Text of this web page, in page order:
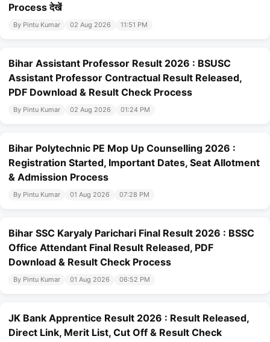
Process देखें
By Pintu Kumar 02 Aug 2026 11:51 PM
Bihar Assistant Professor Result 2026 : BSUSC
Assistant Professor Contractual Result Released,
PDF Download & Result Check Process
By Pintu Kumar 02 Aug 2026 01:24 PM
Bihar Polytechnic PE Mop Up Counselling 2026 :
Registration Started, Important Dates, Seat Allotment
& Admission Process
By Pintu Kumar 01 Aug 2026 07:28 PM
Bihar SSC Karyaly Parichari Final Result 2026 : BSSC
Office Attendant Final Result Released, PDF
Download & Result Check Process
By Pintu Kumar 01 Aug 2026 06:52 PM
JK Bank Apprentice Result 2026 : Result Released,
Direct Link, Merit List, Cut Off & Result Check